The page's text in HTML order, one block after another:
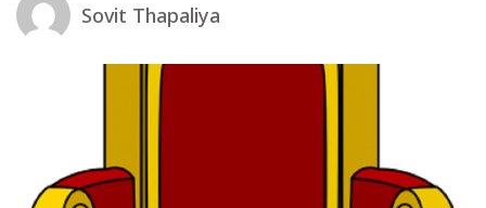
Sovit Thapaliya